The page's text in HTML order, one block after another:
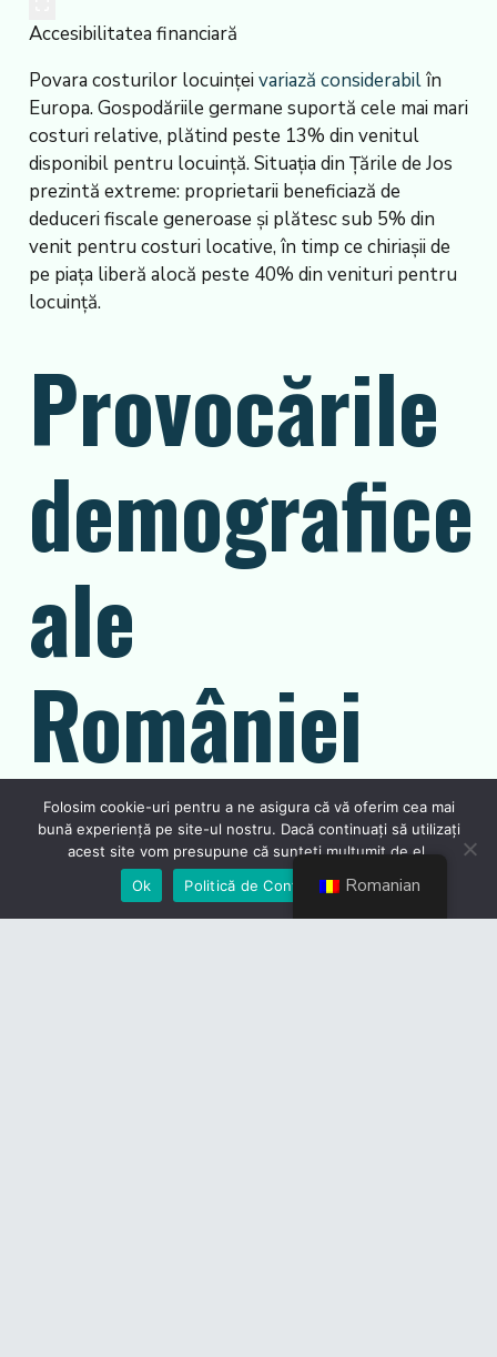
Accesibilitatea financiară
Povara costurilor locuințeivariază considerabilîn
Europa. Gospodăriile germane suportă cele mai mari
costuri relative, plătind peste 13% din venitul
disponibil pentru locuință. Situația din Țările de Jos
prezintă extreme: proprietarii beneficiază de
deduceri fiscale generoase și plătesc sub 5% din
venit pentru costuri locative, în timp ce chiriașii de
pe piața liberă alocă peste 40% din venituri pentru
locuință.
Provocările
demografice
ale
României
Contextul demografic românesc adaugă o
dimensiune unică acestei crize. România se numără
printre țările europene cu cel mai accentuat declin
demografic proiectat, pierzând aproximativ 1 milion
Romanian
Folosim cookie-uri pentru a ne asigura că vă oferim cea mai
bună experiență pe site-ul nostru. Dacă continuați să utilizați
acest site vom presupune că sunteți mulțumit de el.
Ok
Politică de Confidențialiate